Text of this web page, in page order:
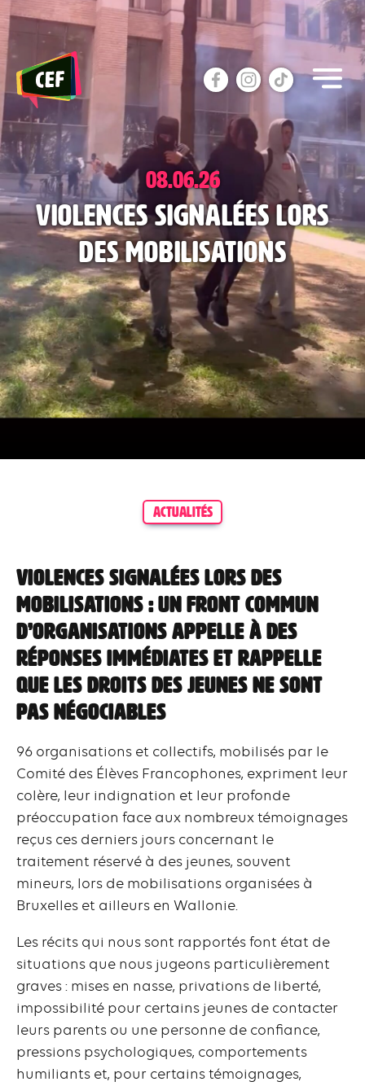
to
the
content
08.06.26
Violences signalées lors
des mobilisations
ACTUALITÉS
Violences signalées lors des
mobilisations : un front commun
d’organisations appelle à des
réponses immédiates et rappelle
que les droits des jeunes ne sont
pas négociables
96 organisations et collectifs, mobilisés par le
Comité des Élèves Francophones, expriment leur
colère, leur indignation et leur profonde
préoccupation face aux nombreux témoignages
reçus ces derniers jours concernant le
traitement réservé à des jeunes, souvent
mineurs, lors de mobilisations organisées à
Bruxelles et ailleurs en Wallonie.
Les récits qui nous sont rapportés font état de
situations que nous jugeons particulièrement
graves : mises en nasse, privations de liberté,
impossibilité pour certains jeunes de contacter
leurs parents ou une personne de confiance,
pressions psychologiques, comportements
humiliants et, pour certains témoignages,